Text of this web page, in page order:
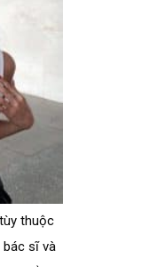
thuộc
bác sĩ và